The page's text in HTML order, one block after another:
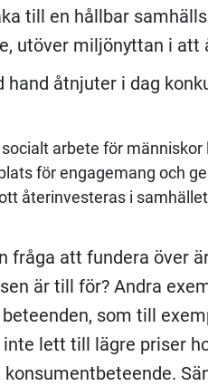
till en hållbar
utöver miljönyttan i att
hand åtnjuter i dag
arbete för
för engagemang och
återinvesteras i
fråga att fundera över
är till för? Andra
som till
lett till lägre priser